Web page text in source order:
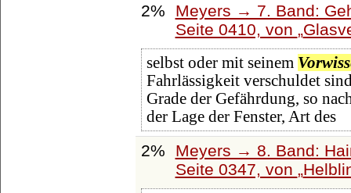
2%
Meyers → 7. Band:
Seite 0410, von
selbst oder mit seinem
Fahrlässigkeit verschuldet
Grade der Gefährdung, so
der Lage der Fenster, Art des
2%
Meyers → 8. Band:
Seite 0347, von